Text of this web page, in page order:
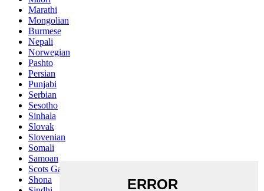
Marathi
Mongolian
Burmese
Nepali
Norwegian
Pashto
Persian
Punjabi
Serbian
Sesotho
Sinhala
Slovak
Slovenian
Somali
Samoan
Scots Gaelic
Shona